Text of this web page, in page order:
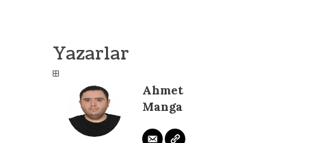
Yazarlar
Ahmet
Manga